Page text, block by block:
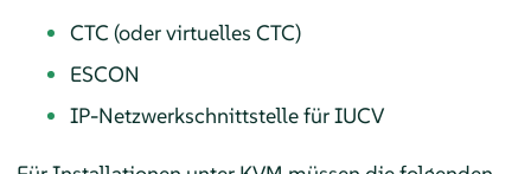
CTC (oder virtuelles CTC)
ESCON
IP-Netzwerkschnittstelle für IUCV